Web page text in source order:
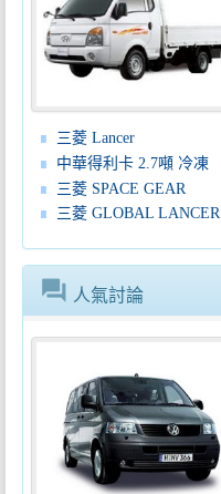
三菱 Lancer
中華得利卡 2.7噸 冷凍
三菱 SPACE GEAR
三菱 GLOBAL LANCER
forum 人氣討論